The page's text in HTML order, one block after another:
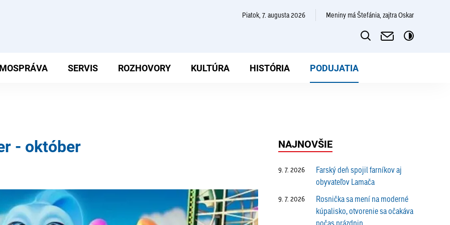
piatok, 7. augusta 2026 Meniny má Štefánia, zajtra Oskar
SERVIS ROZHOVORY KULTÚRA HISTÓRIA PODUJATIA
- október NAJNOVŠIE
9. 7. 2026
Farský deň spojil farníkov aj
obyvateľov Lamača
9. 7. 2026
Rosnička sa mení na moderné
kúpalisko, otvorenie sa očakáva